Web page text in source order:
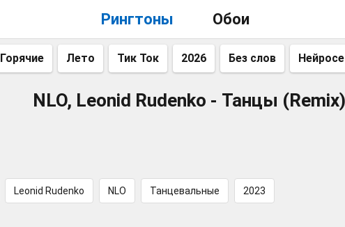
Рингтоны Обои
Горячие Лето Тик Ток 2026 Без слов
NLO, Leonid Rudenko - Танцы (Remix)
Leonid Rudenko NLO Танцевальные 2023